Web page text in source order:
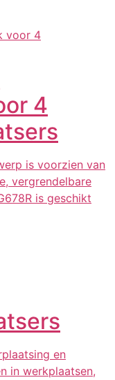
4
is voorzien van
vergrendelbare
is geschikt
en
in werkplaatsen,